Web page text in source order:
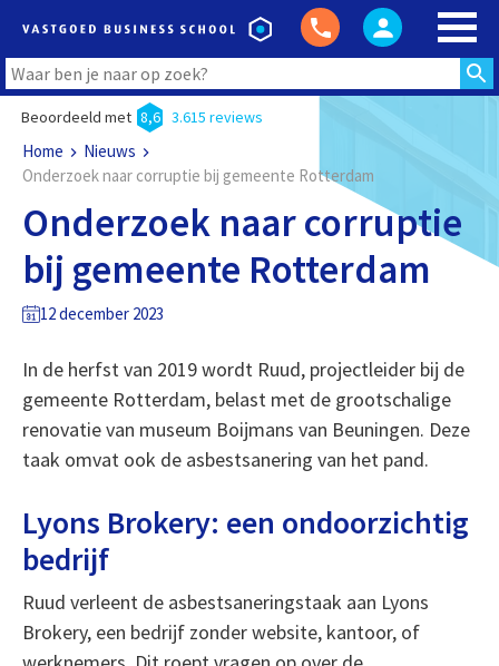
Beoordeeld met 8,6 3.615 reviews
Home
Nieuws
Onderzoek naar corruptie bij gemeente Rotterdam
Onderzoek naar corruptie
bij gemeente Rotterdam
12 december 2023
In de herfst van 2019 wordt Ruud, projectleider bij de
gemeente Rotterdam, belast met de grootschalige
renovatie van museum Boijmans van Beuningen. Deze
taak omvat ook de asbestsanering van het pand.
Lyons Brokery: een ondoorzichtig
bedrijf
Ruud verleent de asbestsaneringstaak aan Lyons
Brokery, een bedrijf zonder website, kantoor, of